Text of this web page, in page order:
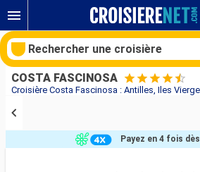
COSTA FASCINOSA
Payez en 4 fois dès
Rechercher une croisière